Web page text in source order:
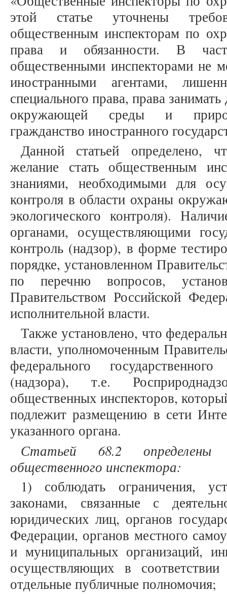
этой статье уточнены
общественным инспекторам по
права и обязанности. В
общественными инспекторами не
иностранными агентами,
специального права, права
окружающей среды и
гражданство иностранного
Данной статьей определено,
желание стать общественным
знаниями, необходимыми для
контроля в области охраны
экологического контроля).
органами, осуществляющими
контроль (надзор), в форме
порядке, установленном
по перечню вопросов,
Правительством Российской
исполнительной власти.
Также установлено, что
власти, уполномоченным
федерального
(надзора), т.е.
общественных инспекторов,
подлежит размещению в сети
указанного органа.
Статьей 68.2 определены
общественного инспектора:
1) соблюдать ограничения,
законами, связанные с
юридических лиц, органов
Федерации, органов местного
и муниципальных организаций,
осуществляющих в
отдельные публичные полномочия;